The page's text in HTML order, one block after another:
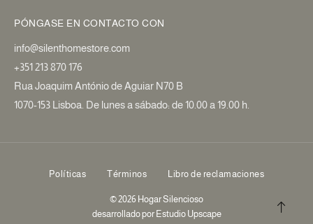
PÓNGASE EN CONTACTO CON
info@silenthomestore.com
+351 213 870 176
Rua Joaquim António de Aguiar N70 B
1070-153 Lisboa. De lunes a sábado: de 10.00 a 19.00 h.
© 2026 Hogar Silencioso
desarrollado por Estudio Upscape
Políticas Términos Libro de reclamaciones